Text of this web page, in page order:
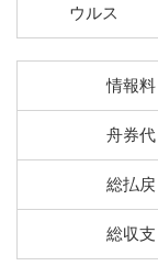
ウルス
情報料
舟券代
総払戻
総収支